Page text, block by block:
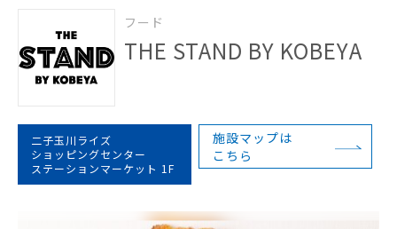
フード
THE STAND BY KOBEYA
二子玉川ライズ
ショッピングセンター
ステーションマーケット 1F
施設マップは
こちら